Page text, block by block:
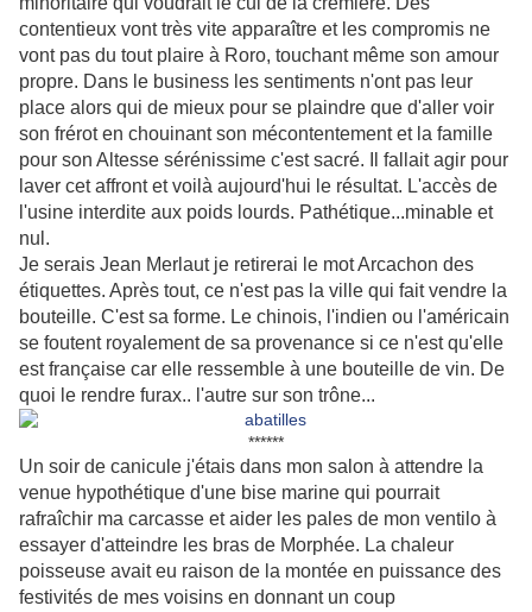
contentieux vont très vite apparaître et les compromis ne
vont pas du tout plaire à Roro, touchant même son amour
propre. Dans le business les sentiments n'ont pas leur
place alors qui de mieux pour se plaindre que d'aller voir
son frérot en chouinant son mécontentement et la famille
pour son Altesse sérénissime c'est sacré. Il fallait agir pour
laver cet affront et voilà aujourd'hui le résultat. L'accès de
l'usine interdite aux poids lourds. Pathétique...minable et
nul.
Je serais Jean Merlaut je retirerai le mot Arcachon des
étiquettes. Après tout, ce n'est pas la ville qui fait vendre la
bouteille. C'est sa forme. Le chinois, l'indien ou l'américain
se foutent royalement de sa provenance si ce n'est qu'elle
est française car elle ressemble à une bouteille de vin. De
quoi le rendre furax.. l'autre sur son trône...
******
Un soir de canicule j'étais dans mon salon à attendre la
venue hypothétique d'une bise marine qui pourrait
rafraîchir ma carcasse et aider les pales de mon ventilo à
essayer d'atteindre les bras de Morphée. La chaleur
poisseuse avait eu raison de la montée en puissance des
festivités de mes voisins en donnant un coup